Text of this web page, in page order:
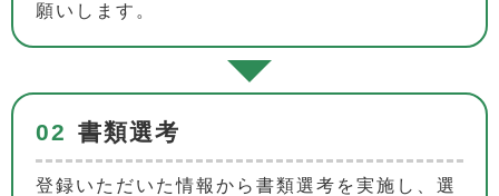
願いします。
02 書類選考
登録いただいた情報から書類選考を実施し、選